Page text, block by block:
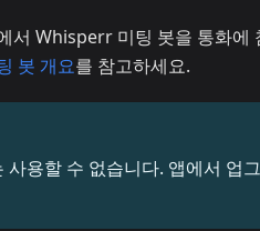
서 Whisperr 미팅 봇을 통화에
봇 개요를 참고하세요.
사용할 수 없습니다. 앱에서 업